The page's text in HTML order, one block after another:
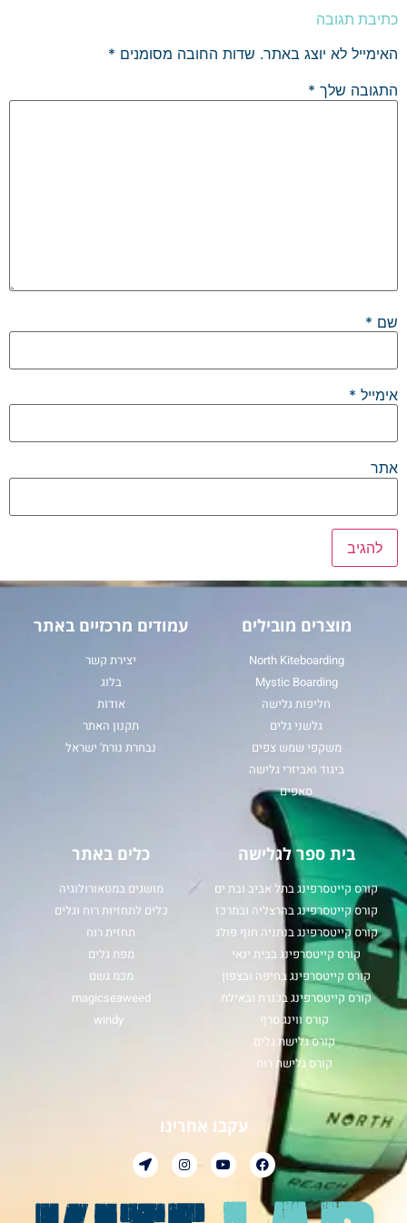
כתיבת תגובה
האימייל לא יוצג באתר. שדות החובה מסומנים *
התגובה שלך *
שם *
אימייל *
אתר
מוצרים מובילים
North Kiteboarding
Mystic Boarding
חליפות גלישה
גלשני גלים
משקפי שמש צפים
ביגוד ואביזרי גלישה
סאפים
עמודים מרכזיים באתר
יצירת קשר
בלוג
אודות
תקנון האתר
נבחרת נורת' ישראל
בית ספר לגלישה
קורס קייטסרפינג בתל אביב ובת ים
קורס קייטסרפינג בהרצליה ובמרכז
קורס קייטסרפינג בנתניה חוף פולג
קורס קייטסרפינג בבית ינאי
קורס קייטסרפינג בחיפה ובצפון
קורס קייטסרפינג בכנרת ובאילת
קורס ווינג סרף
קורס גלישת גלים
קורס גלישת רוח
כלים באתר
מושגים במטאורולוגיה
כלים לתחזיות רוח וגלים
תחזית רוח
מפת גלים
מכמ גשם
magicseaweed
windy
עקבו אחרינו